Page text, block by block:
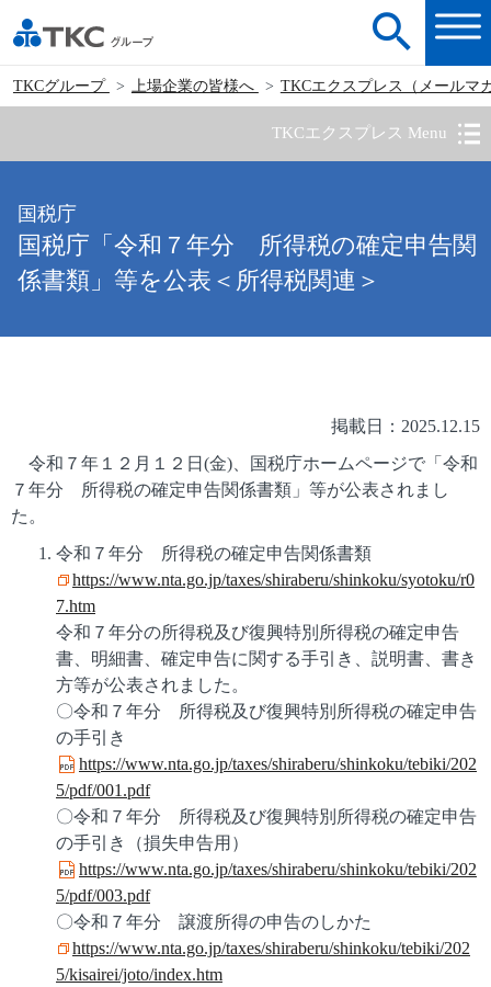
TKCグループ 上場企業の皆様へ TKCエクスプレス（メールマ
TKCエクスプレス Menu
国税庁
国税庁「令和７年分 所得税の確定申告関
係書類」等を公表＜所得税関連＞
掲載日：2025.12.15
令和７年１２月１２日(金)、国税庁ホームページで「令和
７年分 所得税の確定申告関係書類」等が公表されまし
た。
令和７年分 所得税の確定申告関係書類
https://www.nta.go.jp/taxes/shiraberu/shinkoku/syotoku/r0
7.htm
令和７年分の所得税及び復興特別所得税の確定申告
書、明細書、確定申告に関する手引き、説明書、書き
方等が公表されました。
〇令和７年分 所得税及び復興特別所得税の確定申告
の手引き
https://www.nta.go.jp/taxes/shiraberu/shinkoku/tebiki/202
5/pdf/001.pdf
〇令和７年分 所得税及び復興特別所得税の確定申告
の手引き（損失申告用）
https://www.nta.go.jp/taxes/shiraberu/shinkoku/tebiki/202
5/pdf/003.pdf
〇令和７年分 譲渡所得の申告のしかた
https://www.nta.go.jp/taxes/shiraberu/shinkoku/tebiki/202
5/kisairei/joto/index.htm